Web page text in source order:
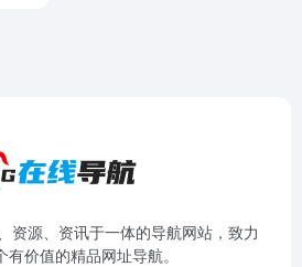
资源、资讯于一体的导航网站，致力
有价值的精品网址导航。